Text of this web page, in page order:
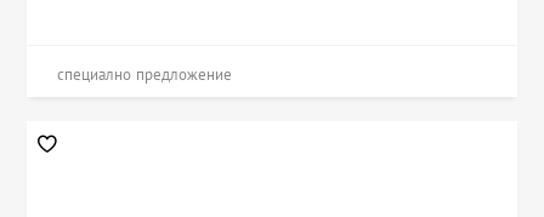
специално предложение